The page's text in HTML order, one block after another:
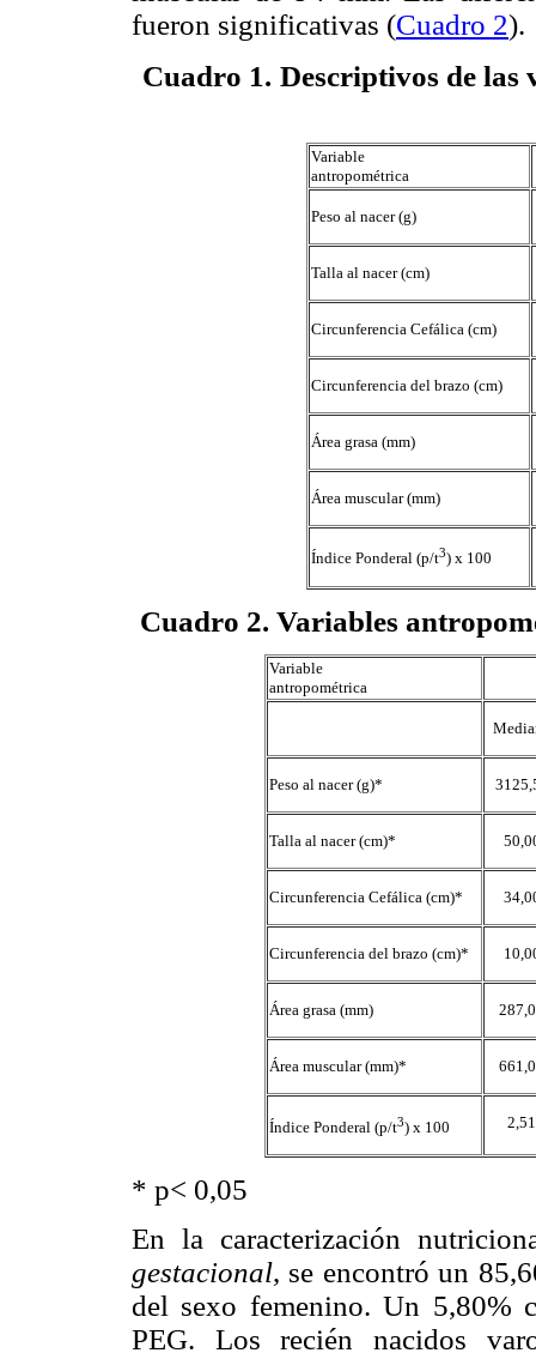
fueron significativas (Cuadro 2).
Cuadro 1. Descriptivos de las
Variable
antropométrica
Peso al nacer (g)
Talla al nacer (cm)
Circunferencia Cefálica (cm)
Circunferencia del brazo (cm)
Área grasa (mm)
Área muscular (mm)
Índice Ponderal (p/t3) x 100
Cuadro 2. Variables
Variable
antropométrica
Peso al nacer (g)*
Talla al nacer (cm)*
Circunferencia Cefálica (cm)*
Circunferencia del brazo (cm)*
Área grasa (mm)
Área muscular (mm)*
Índice Ponderal (p/t3) x 100 2,51
* p< 0,05
En la caracterización
gestacional, se encontró un
del sexo femenino. Un 5,80%
PEG. Los recién nacidos